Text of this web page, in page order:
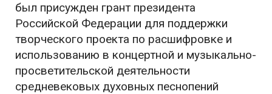
был присужден грант президента
Российской Федерации для поддержки
творческого проекта по расшифровке и
использованию в концертной и музыкально-
просветительской деятельности
средневековых духовных песнопений